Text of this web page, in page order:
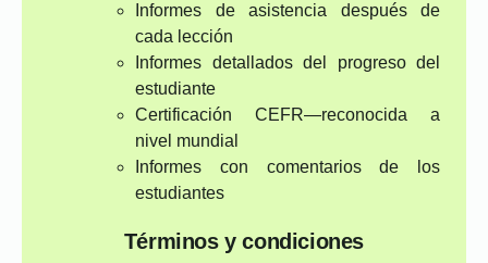
Informes de asistencia después de
cada lección
Informes detallados del progreso del
estudiante
Certificación CEFR—reconocida a
nivel mundial
Informes con comentarios de los
estudiantes
Términos y condiciones